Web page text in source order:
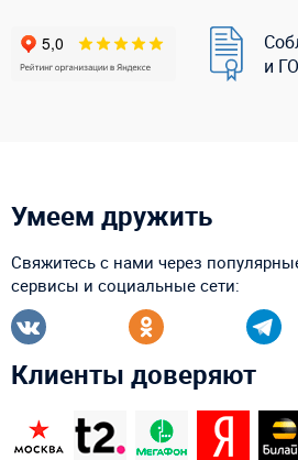
и
Умеем дружить
Свяжитесь с нами через
сервисы и социальные сети:
Клиенты доверяют